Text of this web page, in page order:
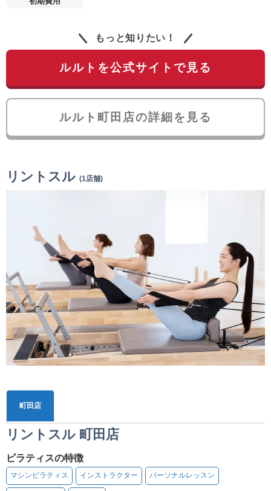
もっと知りたい！
ルルトを公式サイトで見る
ルルト町田店の詳細を見る
リントスル (1店舗)
町田店
リントスル 町田店
ピラティスの特徴
マシンピラティス インストラクター パーソナルレッスン